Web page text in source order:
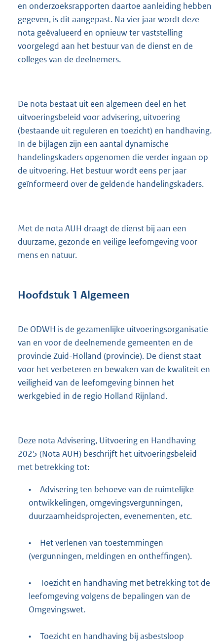
en onderzoeksrapporten daartoe aanleiding hebben
gegeven, is dit aangepast. Na vier jaar wordt deze
nota geëvalueerd en opnieuw ter vaststelling
voorgelegd aan het bestuur van de dienst en de
colleges van de deelnemers.
De nota bestaat uit een algemeen deel en het
uitvoeringsbeleid voor advisering, uitvoering
(bestaande uit reguleren en toezicht) en handhaving.
In de bijlagen zijn een aantal dynamische
handelingskaders opgenomen die verder ingaan op
de uitvoering. Het bestuur wordt eens per jaar
geïnformeerd over de geldende handelingskaders.
Met de nota AUH draagt de dienst bij aan een
duurzame, gezonde en veilige leefomgeving voor
mens en natuur.
Hoofdstuk 1 Algemeen
De ODWH is de gezamenlijke uitvoeringsorganisatie
van en voor de deelnemende gemeenten en de
provincie Zuid-Holland (provincie). De dienst staat
voor het verbeteren en bewaken van de kwaliteit en
veiligheid van de leefomgeving binnen het
werkgebied in de regio Holland Rijnland.
Deze nota Advisering, Uitvoering en Handhaving
2025 (Nota AUH) beschrijft het uitvoeringsbeleid
met betrekking tot:
•
Advisering ten behoeve van de ruimtelijke
ontwikkelingen, omgevingsvergunningen,
duurzaamheidsprojecten, evenementen, etc.
•
Het verlenen van toestemmingen
(vergunningen, meldingen en ontheffingen).
•
Toezicht en handhaving met betrekking tot de
leefomgeving volgens de bepalingen van de
Omgevingswet.
•
Toezicht en handhaving bij asbestsloop